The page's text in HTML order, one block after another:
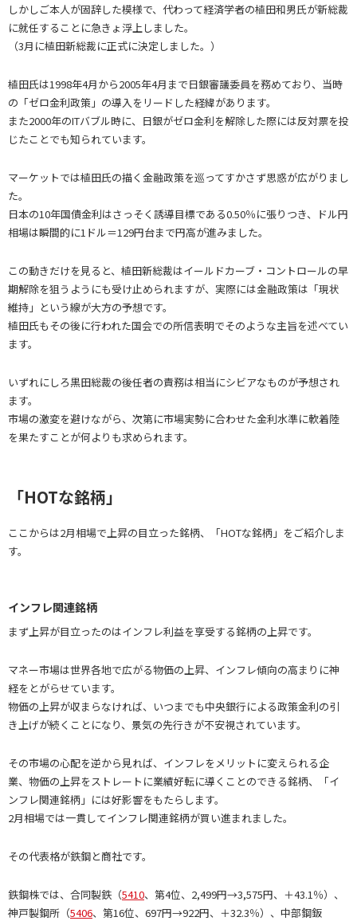
しかしご本人が固辞した模様で、代わって経済学者の植田和男氏が新総裁
に就任することに急きょ浮上しました。
（3月に植田新総裁に正式に決定しました。）
植田氏は1998年4月から2005年4月まで日銀審議委員を務めており、当時
の「ゼロ金利政策」の導入をリードした経緯があります。
また2000年のITバブル時に、日銀がゼロ金利を解除した際には反対票を投
じたことでも知られています。
マーケットでは植田氏の描く金融政策を巡ってすかさず思惑が広がりまし
た。
日本の10年国債金利はさっそく誘導目標である0.50％に張りつき、ドル円
相場は瞬間的に1ドル＝129円台まで円高が進みました。
この動きだけを見ると、植田新総裁はイールドカーブ・コントロールの早
期解除を狙うようにも受け止められますが、実際には金融政策は「現状
維持」という線が大方の予想です。
植田氏もその後に行われた国会での所信表明でそのような主旨を述べてい
ます。
いずれにしろ黒田総裁の後任者の責務は相当にシビアなものが予想され
ます。
市場の激変を避けながら、次第に市場実勢に合わせた金利水準に軟着陸
を果たすことが何よりも求められます。
「HOTな銘柄」
ここからは2月相場で上昇の目立った銘柄、「HOTな銘柄」をご紹介しま
す。
インフレ関連銘柄
まず上昇が目立ったのはインフレ利益を享受する銘柄の上昇です。
マネー市場は世界各地で広がる物価の上昇、インフレ傾向の高まりに神
経をとがらせています。
物価の上昇が収まらなければ、いつまでも中央銀行による政策金利の引
き上げが続くことになり、景気の先行きが不安視されています。
その市場の心配を逆から見れば、インフレをメリットに変えられる企
業、物価の上昇をストレートに業績好転に導くことのできる銘柄、「イ
ンフレ関連銘柄」には好影響をもたらします。
2月相場では一貫してインフレ関連銘柄が買い進まれました。
その代表格が鉄鋼と商社です。
鉄鋼株では、合同製鉄（5410、第4位、2,499円→3,575円、＋43.1％）、
神戸製鋼所（5406、第16位、697円→922円、＋32.3％）、中部鋼鈑